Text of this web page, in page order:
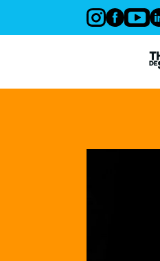
Panneau de gestion des cookies